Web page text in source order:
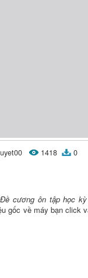
1418 0
cương ôn tập học
gốc về máy bạn click